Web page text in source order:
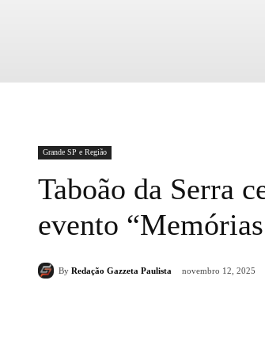
Grande SP e Região
Taboão da Serra
evento
By Redação Gazzeta Paulista novembro 12, 2025